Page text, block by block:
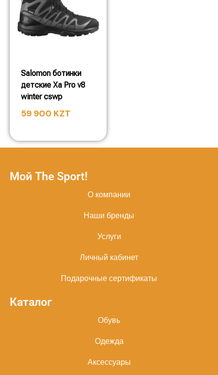
Salomon ботинки
детские Xa Pro v8
winter cswp
59 900 KZT
Мой The Sport!
О компании
Наши бренды
Услуги
Личный кабинет
Подарочные сертификаты
Каталог
Обувь
Одежда
Аксессуары